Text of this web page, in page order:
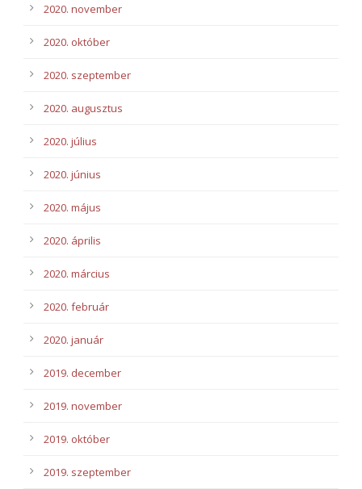
2020. november
2020. október
2020. szeptember
2020. augusztus
2020. július
2020. június
2020. május
2020. április
2020. március
2020. február
2020. január
2019. december
2019. november
2019. október
2019. szeptember